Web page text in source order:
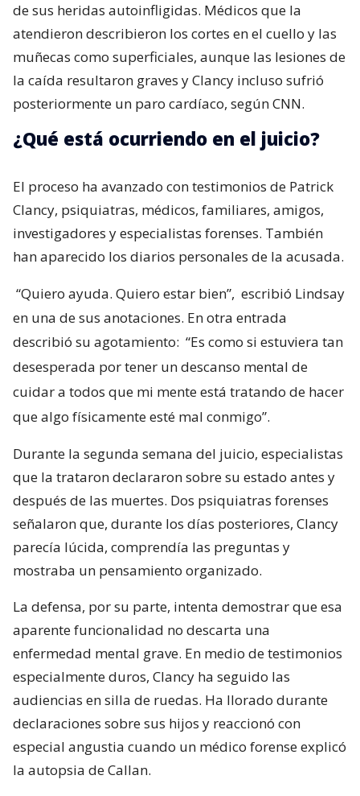
de sus heridas autoinfligidas. Médicos que la
atendieron describieron los cortes en el cuello y las
muñecas como superficiales, aunque las lesiones de
la caída resultaron graves y Clancy incluso sufrió
posteriormente un paro cardíaco, según CNN.
¿Qué está ocurriendo en el juicio?
El proceso ha avanzado con testimonios de Patrick
Clancy, psiquiatras, médicos, familiares, amigos,
investigadores y especialistas forenses. También
han aparecido los diarios personales de la acusada.
“Quiero ayuda. Quiero estar bien”, escribió Lindsay
en una de sus anotaciones. En otra entrada
describió su agotamiento: “Es como si estuviera tan
desesperada por tener un descanso mental de
cuidar a todos que mi mente está tratando de hacer
que algo físicamente esté mal conmigo”.
Durante la segunda semana del juicio, especialistas
que la trataron declararon sobre su estado antes y
después de las muertes. Dos psiquiatras forenses
señalaron que, durante los días posteriores, Clancy
parecía lúcida, comprendía las preguntas y
mostraba un pensamiento organizado.
La defensa, por su parte, intenta demostrar que esa
aparente funcionalidad no descarta una
enfermedad mental grave. En medio de testimonios
especialmente duros, Clancy ha seguido las
audiencias en silla de ruedas. Ha llorado durante
declaraciones sobre sus hijos y reaccionó con
especial angustia cuando un médico forense explicó
la autopsia de Callan.